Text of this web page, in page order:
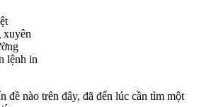
xuyên
lệnh in
đề nào trên đây, đã đến lúc cần tìm một